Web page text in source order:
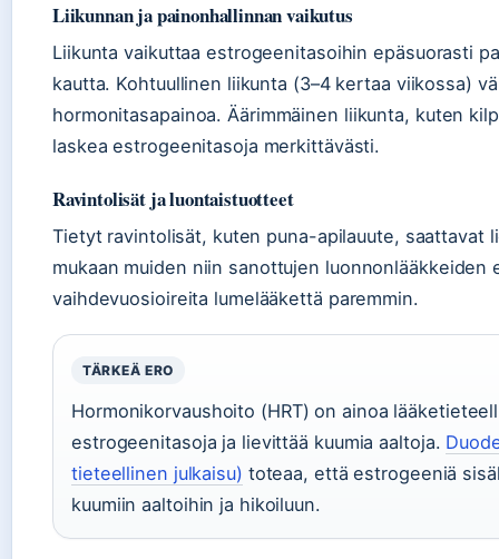
Liikunnan ja painonhallinnan vaikutus
Liikunta vaikuttaa estrogeenitasoihin epäsuorasti
kautta. Kohtuullinen liikunta (3–4 kertaa viikossa)
hormonitasapainoa. Äärimmäinen liikunta, kuten
laskea estrogeenitasoja merkittävästi.
Ravintolisät ja luontaistuotteet
Tietyt ravintolisät, kuten puna-apilauute, saattavat
mukaan muiden niin sanottujen
vaihdevuosioireita lumelääkettä paremmin.
TÄRKEÄ ERO
Hormonikorvaushoito (HRT) on ainoa
estrogeenitasoja ja lievittää kuumia aaltoja.
tieteellinen julkaisu) toteaa, että estrogeeniä
kuumiin aaltoihin ja hikoiluun.